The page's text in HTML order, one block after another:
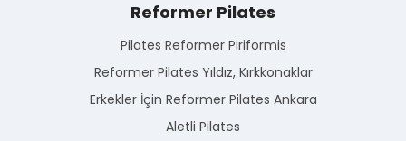
Reformer Pilates
Pilates Reformer Piriformis
Reformer Pilates Yıldız, Kırkkonaklar
Erkekler İçin Reformer Pilates Ankara
Aletli Pilates